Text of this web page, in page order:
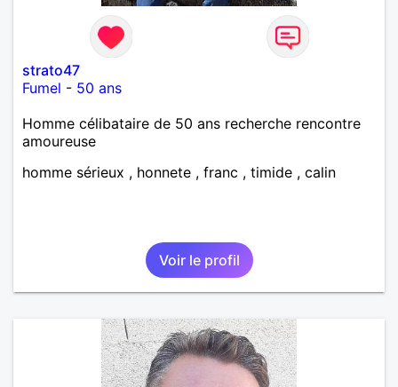
strato47
Fumel - 50 ans
Homme célibataire de 50 ans recherche rencontre
amoureuse
homme sérieux , honnete , franc , timide , calin
Voir le profil